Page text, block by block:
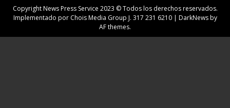
Copyright News Press Service 2023 © Todos los derechos reservados.
Implementado por Chois Media Group J. 317 231 6210 | DarkNewsby
AF themes.